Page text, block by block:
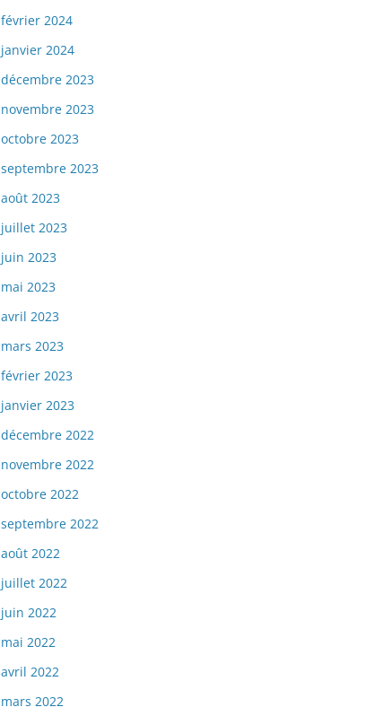
février 2024
janvier 2024
décembre 2023
novembre 2023
octobre 2023
septembre 2023
août 2023
juillet 2023
juin 2023
mai 2023
avril 2023
mars 2023
février 2023
janvier 2023
décembre 2022
novembre 2022
octobre 2022
septembre 2022
août 2022
juillet 2022
juin 2022
mai 2022
avril 2022
mars 2022